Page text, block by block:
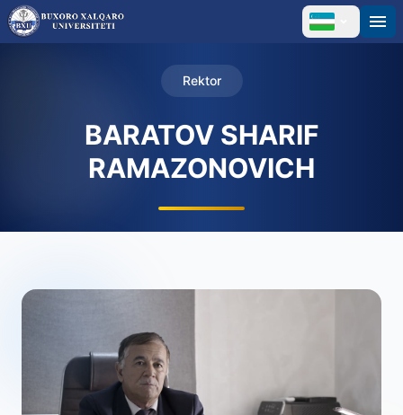
Rektor
BARATOV SHARIF
RAMAZONOVICH